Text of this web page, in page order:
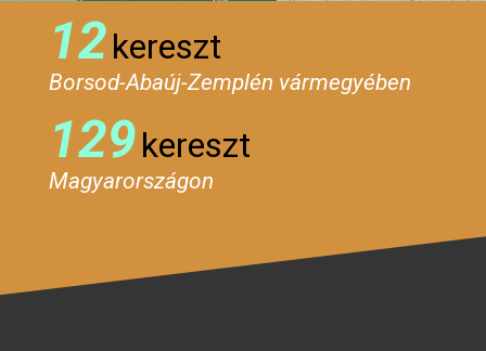
12kereszt
Borsod-Abaúj-Zemplén vármegyében
129kereszt
Magyarországon